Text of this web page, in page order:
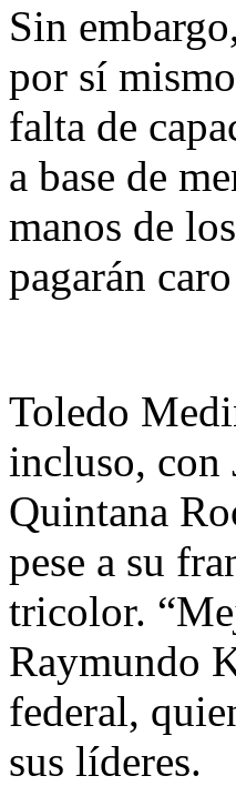
Sin
por sí
falta de
a base de
manos de
pagarán
Toledo
incluso, con
Quintana
pese a su
tricolor.
Raymundo
federal,
sus líderes.